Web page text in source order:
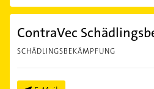
ContraVec
SCHÄDLINGSBEKÄMPFUNG